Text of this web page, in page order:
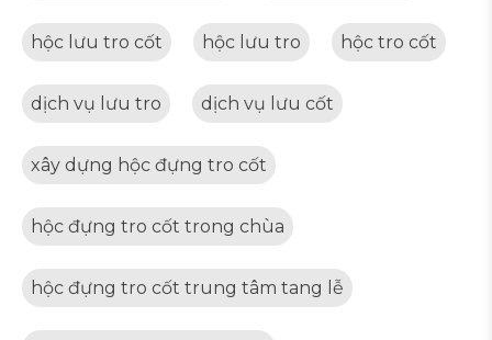
hộc lưu tro cốt hộc lưu tro hộc tro cốt
dịch vụ lưu tro dịch vụ lưu cốt
xây dựng hộc đựng tro cốt
hộc đựng tro cốt trong chùa
hộc đựng tro cốt trung tâm tang lễ